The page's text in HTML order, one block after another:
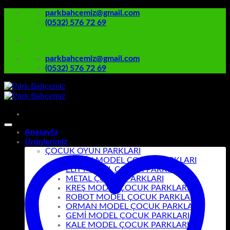
İçeriğe
parkbahcemiz@gmail.com
(0532) 576 72 69
parkbahcemiz@gmail.com
(0532) 576 72 69
Anasayfa
Ürünlerimiz
ÇOCUK OYUN PARKLARI
KLASİK MODEL ÇOCUK PARKLARI
ELİT MODEL ÇOCUK PARKLARI
METAL ÇOCUK PARKLARI
KREŞ MODEL ÇOCUK PARKLARI
ROBOT MODEL ÇOCUK PARKLARI
ORMAN MODEL ÇOCUK PARKLARI
GEMİ MODEL ÇOCUK PARKLARI
KALE MODEL ÇOCUK PARKLARI